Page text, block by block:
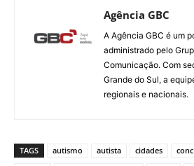
Agência GBC
A Agência GBC é um
administrado pelo
Comunicação. Com
Grande do Sul, a
regionais e nacionais.
TAGS autismo autista cidades